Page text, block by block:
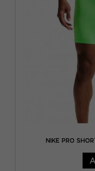
NIKE PRO